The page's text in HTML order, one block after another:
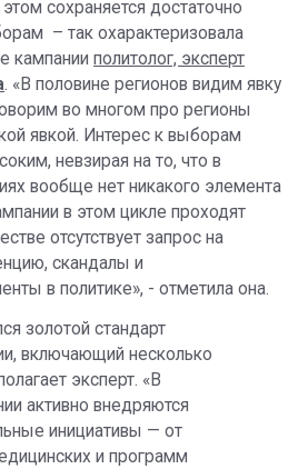
сохраняется достаточно
– так охарактеризовала
кампании политолог, эксперт
. «В половине регионов видим явку
во многом про регионы
явкой. Интерес к выборам
невзирая на то, что в
вообще нет никакого элемента
в этом цикле проходят
отсутствует запрос на
скандалы и
в политике», - отметила она.
золотой стандарт
включающий несколько
эксперт. «В
активно внедряются
инициативы — от
и программ